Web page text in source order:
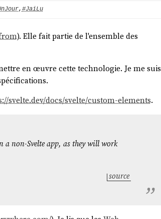
, #JaiLu
). Elle fait partie de l'ensemble des
en œuvre cette technologie. Je me suis
svelte.dev/docs/svelte/custom-elements.
a non-Svelte app, as they will work
source